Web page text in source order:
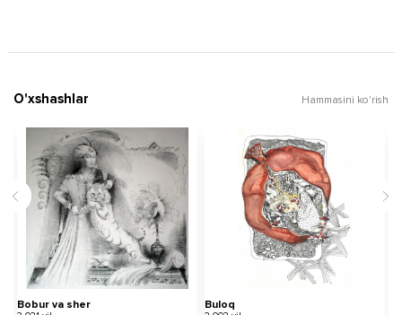
O'xshashlar Hammasini ko'rish
Bobur va sher Buloq